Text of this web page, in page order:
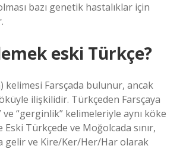
bazı genetik hastalıklar için
eski Türkçe?
kelimesi Farsçada bulunur, ancak
ilişkilidir. Türkçeden Farsçaya
ve “gerginlik” kelimeleriyle aynı köke
Türkçede ve Moğolcada sınır,
gelir ve Kire/Ker/Her/Har olarak